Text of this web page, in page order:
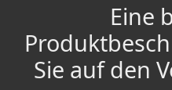
Eine
Sie auf den